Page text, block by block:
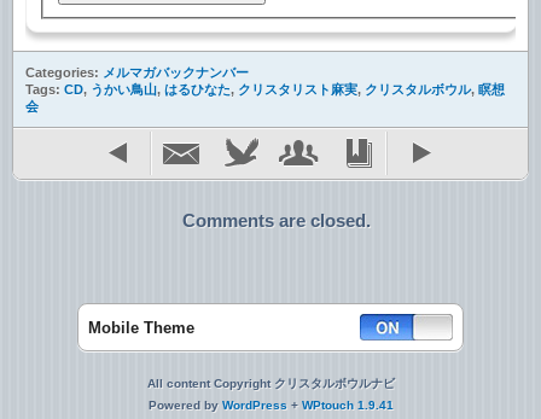
Categories: メルマガバックナンバー
Tags: CD, うかい鳥山, はるひなた, クリスタリスト麻実, クリスタルボウル, 瞑想
会
Comments are closed.
Mobile Theme
All content Copyright クリスタルボウルナビ
Powered by WordPress + WPtouch 1.9.41